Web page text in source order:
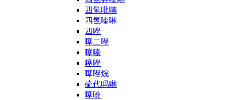
四氢吡喃
四氢喹啉
四唑
噻二唑
噻嗪
噻唑
噻唑烷
硫代吗啉
噻吩